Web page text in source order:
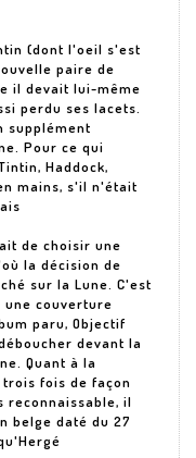
(dont l'oeil s'est
paire de
il devait lui-même
perdu ses lacets.
supplément
Pour ce qui
Haddock,
mains, s'il n'était
de choisir une
la décision de
sur la Lune. C'est
couverture
paru, Objectif
devant la
Quant à la
fois de façon
reconnaissable, il
belge daté du 27